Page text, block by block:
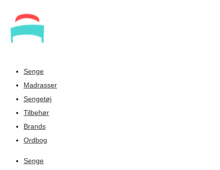
Senge
Madrasser
Sengetøj
Tilbehør
Brands
Ordbog
Senge